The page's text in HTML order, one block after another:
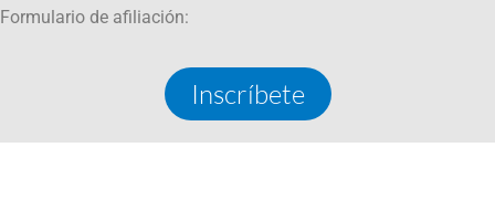
Formulario de afiliación:
Inscríbete